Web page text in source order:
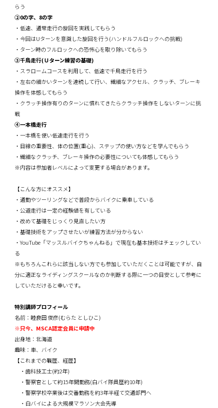
らう
②0の字、8の字
・低速、通常走行の旋回を実践してもらう
・今回はUターンを意識した旋回を行う(ハンドルフルロックへの挑戦)
・ターン時のフルロックへの恐怖心を取り除いてもらう
③千鳥走行(Ｕターン練習の基礎)
・スラロームコースを利用して、低速で千鳥走行を行う
・左右の細かいターンを連続して行い、繊細なアクセル、クラッチ、ブレーキ
操作を体感してもらう
・クラッチ操作有りのターンに慣れてきたらクラッチ操作をしないターンに挑
戦
④一本橋走行
・一本橋を使い低速走行を行う
・目線の重要性、体の位置(重心)、ステップの使い方などを学んでもらう
・繊細なクラッチ、ブレーキ操作の必要性についても体感してもらう
※内容は参加者レベルによって変更する場合があります。
【こんな方にオススメ】
・通勤やツーリングなどで普段からバイクに乗車している
・公道走行は一定の経験値を有している
・改めて基礎をじっくり見直したい方
・基礎技術をアップさせたいが練習方法が分からない
・YouTube「マッスルバイクちゃんねる」で現在も基本技術はチェックしてい
る
※もちろんこれらに該当しない方でも参加していただくことは可能ですが、自
分に適正なライディングスクールなのか判断する際に一つの目安として参考に
していただけると幸いです。
特別講師プロフィール
名前：睦良田 俊彦(むらた としひこ)
※只今、MSCA認定会員に申請中
出身地：北海道
趣味：車、バイク
【これまでの職歴、経歴】
・歯科技工士(約2年)
・警察官として約15年間勤務(白バイ隊員歴約10年)
・警察学校卒業後は交番勤務を約3年半経て交通部門へ
・白バイによる大規模マラソン大会先導